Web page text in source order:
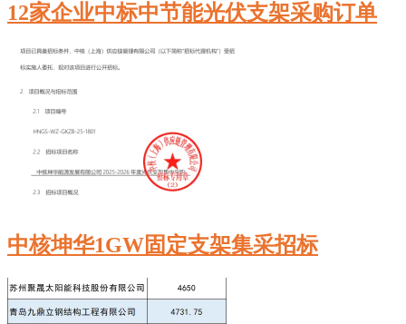
12家企业中标中节能光伏支架采购订单
中核坤华‌1GW固定支架集采招标